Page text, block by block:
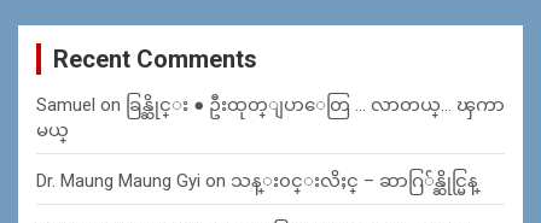
Recent Comments
Samuel on ခြန္ဆိုင္း ● ဦးထုတ္ျပာေတြ … လာတယ္… ၾကာ
မယ္
Dr. Maung Maung Gyi on သန္း၀င္းလိႈင္ – ဆာဂြ်န္ဆိုင္မြန္